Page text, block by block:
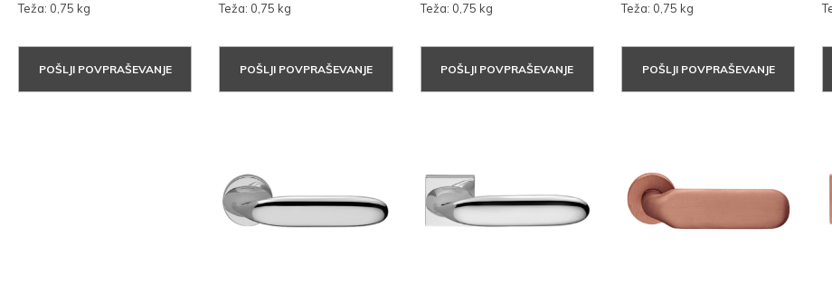
Teža: 0,75 kg
POŠLJI POVPRAŠEVANJE
Teža: 0,75 kg
POŠLJI POVPRAŠEVANJE
Teža: 0,75 kg
POŠLJI POVPRAŠEVANJE
Teža: 0,75 kg
POŠLJI POVPRAŠEVANJE